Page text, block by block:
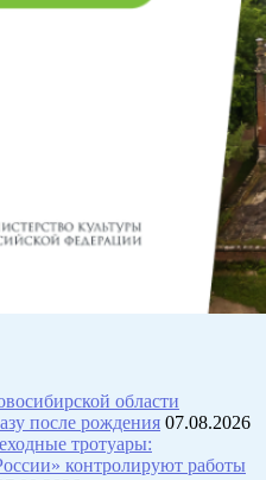
области
после рождения 07.08.2026
тротуары:
контролируют работы